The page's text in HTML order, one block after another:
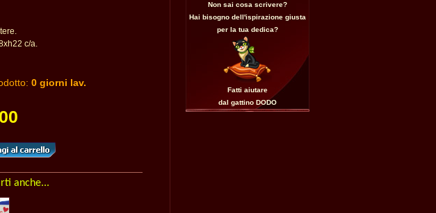
c/a.
0 giorni lav.
00
anche...
Non sai cosa scrivere?
Hai bisogno dell'ispirazione giusta
per la tua dedica?
Fatti aiutare
dal gattino DODO